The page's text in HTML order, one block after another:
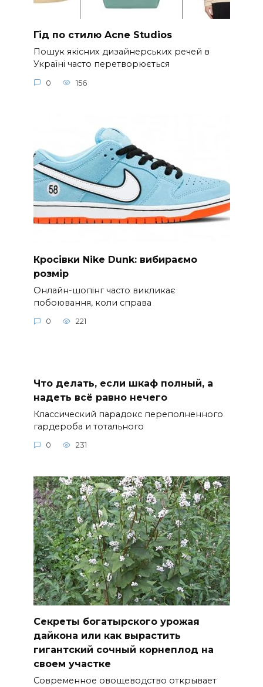
Гід по стилю Acne Studios
Пошук якісних дизайнерських речей в
Україні часто перетворюється
0 156
Кросівки Nike Dunk: вибираємо
розмір
Онлайн-шопінг часто викликає
побоювання, коли справа
0 221
Что делать, если шкаф полный, а
надеть всё равно нечего
Классический парадокс переполненного
гардероба и тотального
0 231
Секреты богатырского урожая
дайкона или как вырастить
гигантский сочный корнеплод на
своем участке
Современное овощеводство открывает